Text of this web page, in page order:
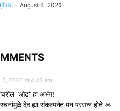
- August 4, 2026
5, 2026 At 4:43 am
“ओढ” हा अभंग!
रचनांमुळे देव ह्या संकल्पनेत मन प्रसन्न होते 🙏